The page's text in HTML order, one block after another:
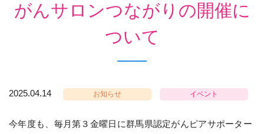
がんサロンつながりの開催に
ついて
2025.04.14 お知らせ イベント
今年度も、毎月第３金曜日に群馬県認定がんピアサポーター